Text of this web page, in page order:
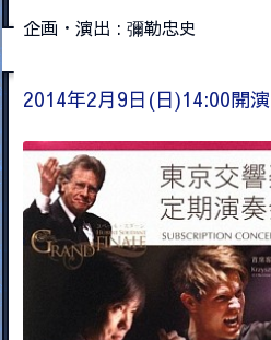
企画・演出 : 彌勒忠史
2014年2月9日(日)14:00開演